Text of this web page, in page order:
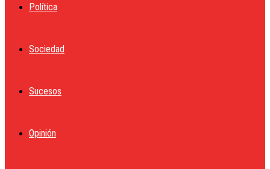
Política
Sociedad
Sucesos
Opinión